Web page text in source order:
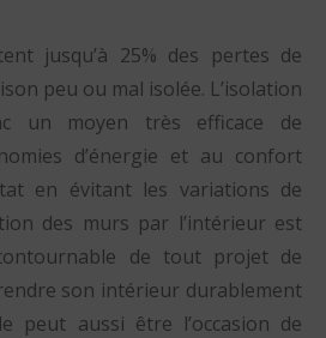
jusqu’à 25% des pertes de
peu ou mal isolée. L’isolation
un moyen très efficace de
d’énergie et au confort
en évitant les variations de
des murs par l’intérieur est
de tout projet de
son intérieur durablement
peut aussi être l’occasion de